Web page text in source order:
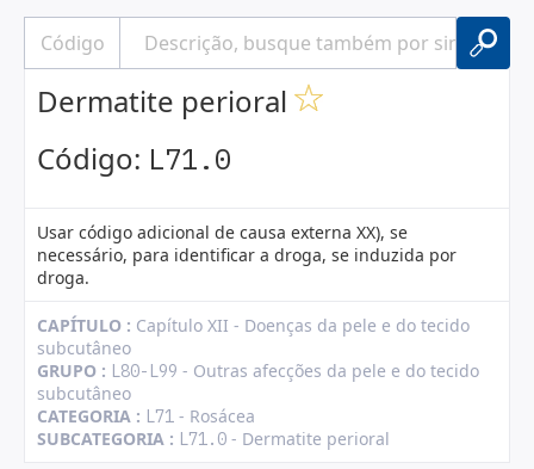
Dermatite perioral
Código: L71.0
Usar código adicional de causa externa XX), se
necessário, para identificar a droga, se induzida por
droga.
CAPÍTULO : Capítulo XII - Doenças da pele e do tecido
subcutâneo
GRUPO : L80-L99 - Outras afecções da pele e do tecido
subcutâneo
CATEGORIA : L71 - Rosácea
SUBCATEGORIA : L71.0 - Dermatite perioral